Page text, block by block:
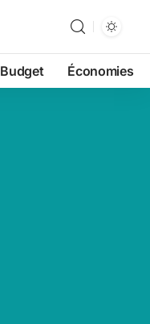
Budget Économies